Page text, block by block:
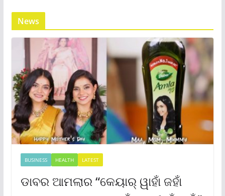
News
BUSINESS HEALTH LATEST
ଡାବର ଆମଲାର “କେୟାର୍ ୱାହାଁ ଜହାଁ